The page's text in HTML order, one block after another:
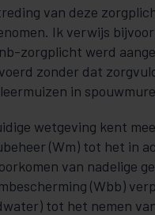
van deze
Ik verwijs
zorgplicht werd
zonder dat
in
wetgeving kent
(Wm) tot het in
van nadelige
(Wbb)
tot het nemen